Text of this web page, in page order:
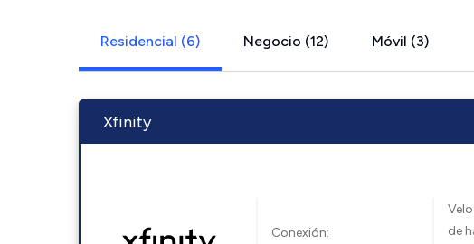
Residencial (6) Negocio (12) Móvil (3)
Xfinity
Conexión:
de